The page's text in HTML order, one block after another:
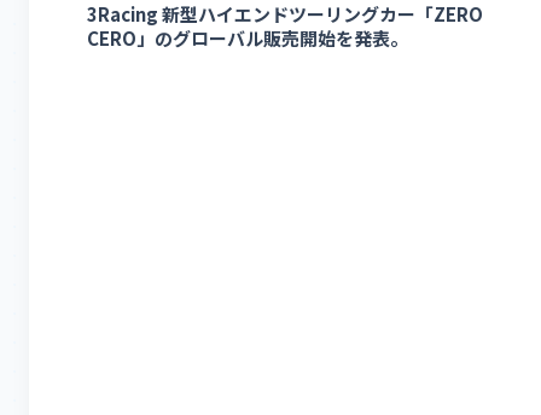
3Racing 新型ハイエンドツーリングカー「ZERO
CERO」のグローバル販売開始を発表。